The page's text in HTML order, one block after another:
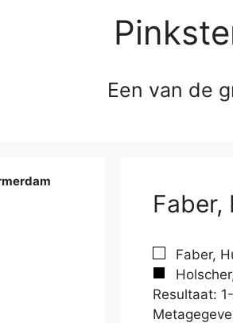
Een van de
Faber,
Faber,
Resultaat: